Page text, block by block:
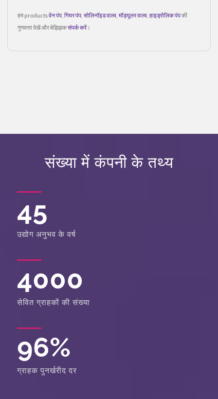
हम productsवेन पंप गियर पंप सोलिनॉइड वाल्व मॉड्यूलर वाल्व हाइड्रोलिक पंपकी
गुणवत्ता देखें और बेझिझकसंपर्क करें।
संख्या में कंपनी के तथ्य
45
उद्योग अनुभव के वर्ष
4000
सेवित ग्राहकों की संख्या
96%
ग्राहक पुनर्खरीद दर